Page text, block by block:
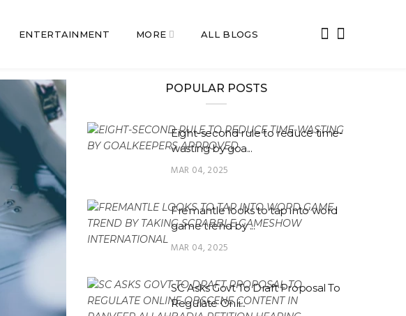
ENTERTAINMENT MORE ALL BLOGS
POPULAR POSTS
Eight-second rule to reduce time-
wasting by goa...
MAR 04, 2025
Fremantle looks to tap into word
game trend by ...
MAR 04, 2025
SC Asks Govt To Draft Proposal To
Regulate Onli...